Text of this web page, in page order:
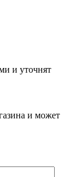
и уточнят
и может